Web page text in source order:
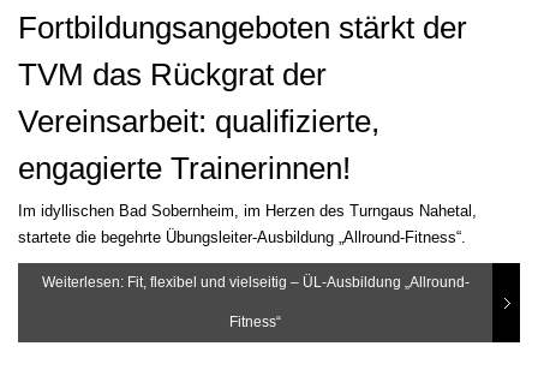
Fortbildungsangeboten stärkt der
TVM das Rückgrat der
Vereinsarbeit: qualifizierte,
engagierte Trainerinnen!
Im idyllischen Bad Sobernheim, im Herzen des Turngaus Nahetal,
startete die begehrte Übungsleiter-Ausbildung „Allround-Fitness“.
Weiterlesen: Fit, flexibel und vielseitig – ÜL-Ausbildung „Allround-
Fitness“